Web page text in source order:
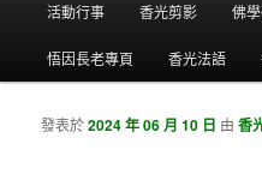
跳到主內容
跳到第二內容
活動行事 香光剪影 佛
悟因長老專頁 香光法語
發表於2024 年 06 月 10 日 由香